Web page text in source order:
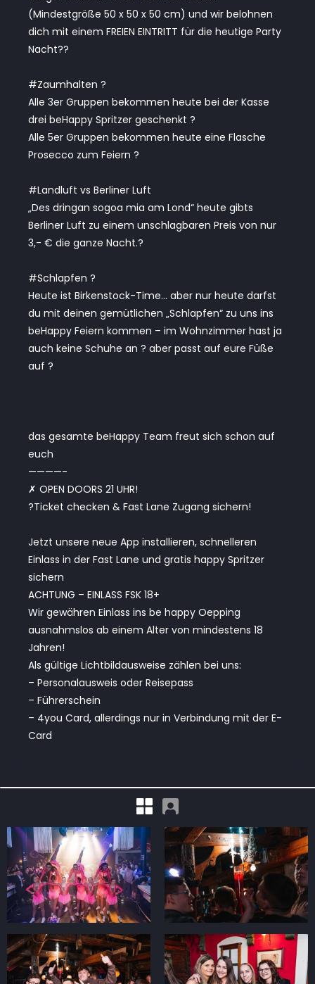
(Mindestgröße 50 x 50 x 50 cm) und wir belohnen
dich mit einem FREIEN EINTRITT für die heutige Party
Nacht??
#Zaumhalten ?
Alle 3er Gruppen bekommen heute bei der Kasse
drei beHappy Spritzer geschenkt ?
Alle 5er Gruppen bekommen heute eine Flasche
Prosecco zum Feiern ?
#Landluft vs Berliner Luft
„Des dringan sogoa mia am Lond“ heute gibts
Berliner Luft zu einem unschlagbaren Preis von nur
3,- € die ganze Nacht.?️
#Schlapfen ?
Heute ist Birkenstock-Time… aber nur heute darfst
du mit deinen gemütlichen „Schlapfen“ zu uns ins
beHappy Feiern kommen – im Wohnzimmer hast ja
auch keine Schuhe an ? aber passt auf eure Füße
auf ?
das gesamte beHappy Team freut sich schon auf
euch
————-
✗ OPEN DOORS 21 UHR!
?Ticket checken & Fast Lane Zugang sichern!
Jetzt unsere neue App installieren, schnelleren
Einlass in der Fast Lane und gratis happy Spritzer
sichern
ACHTUNG – EINLASS FSK 18+
Wir gewähren Einlass ins be happy Oepping
ausnahmslos ab einem Alter von mindestens 18
Jahren!
Als gültige Lichtbildausweise zählen bei uns:
– Personalausweis oder Reisepass
– Führerschein
– 4you Card, allerdings nur in Verbindung mit der E-
Card